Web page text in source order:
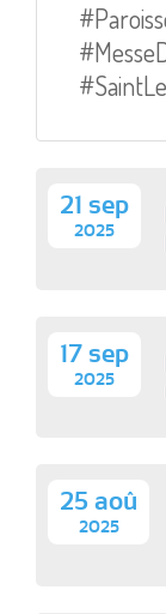
21 sep
2025
17 sep
2025
25 aoû
2025